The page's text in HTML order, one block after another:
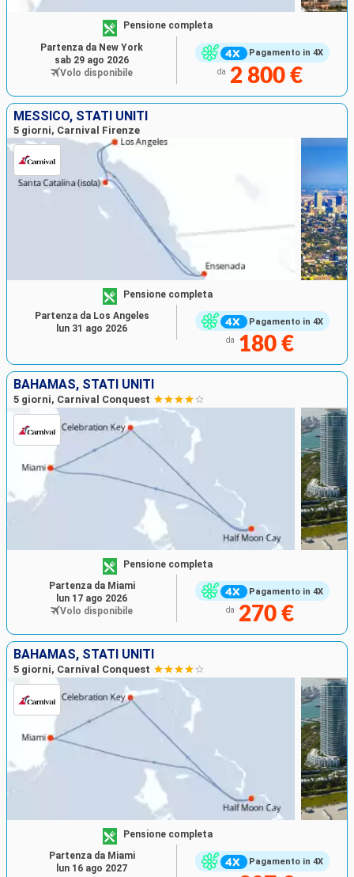
Pagamento in 4X
Pensione completa
da 2 800 €
Partenza da New York
sab 29 ago 2026
Volo disponibile
MESSICO, STATI UNITI
5 giorni, Carnival Firenze
Pagamento in 4X
Pensione completa
da 180 €
Partenza da Los Angeles
lun 31 ago 2026
BAHAMAS, STATI UNITI
5 giorni, Carnival Conquest
Pagamento in 4X
Pensione completa
da 270 €
Partenza da Miami
lun 17 ago 2026
Volo disponibile
BAHAMAS, STATI UNITI
5 giorni, Carnival Conquest
Pagamento in 4X
Pensione completa
Partenza da Miami
lun 16 ago 2027